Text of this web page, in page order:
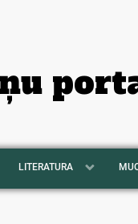
LITERATURA